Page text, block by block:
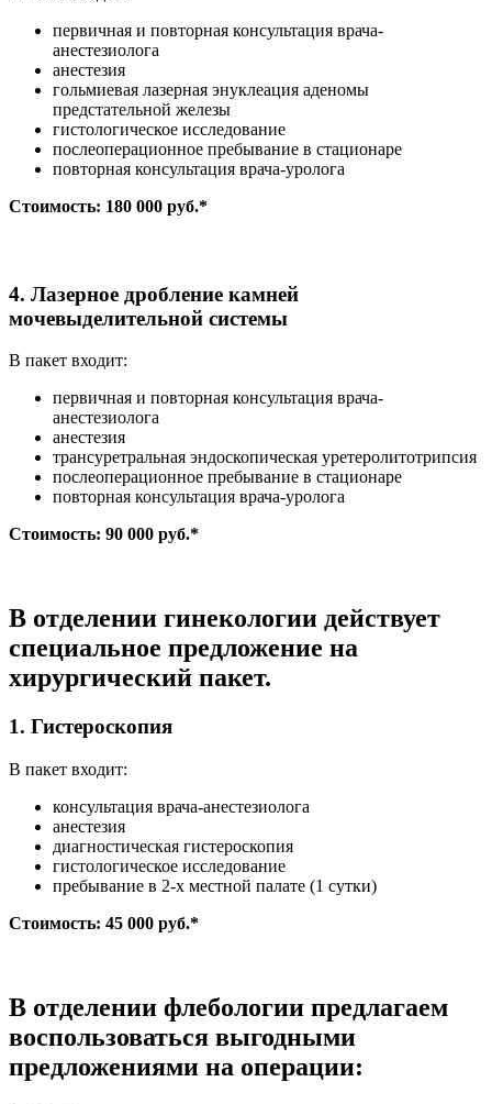
первичная и повторная консультация врача-
анестезиолога
анестезия
гольмиевая лазерная энуклеация аденомы
предстательной железы
гистологическое исследование
послеоперационное пребывание в стационаре
повторная консультация врача-уролога
Стоимость: 180 000 руб.*
4. Лазерное дробление камней
мочевыделительной системы
В пакет входит:
первичная и повторная консультация врача-
анестезиолога
анестезия
трансуретральная эндоскопическая уретеролитотрипсия
послеоперационное пребывание в стационаре
повторная консультация врача-уролога
Стоимость: 90 000 руб.*
В отделении гинекологии действует
специальное предложение на
хирургический пакет.
1. Гистероскопия
В пакет входит:
консультация врача-анестезиолога
анестезия
диагностическая гистероскопия
гистологическое исследование
пребывание в 2-х местной палате (1 сутки)
Стоимость: 45 000 руб.*
В отделении флебологии предлагаем
воспользоваться выгодными
предложениями на операции: